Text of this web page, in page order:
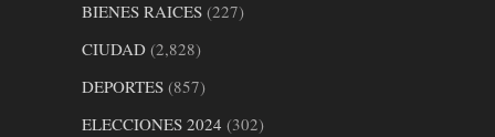
BIENES RAICES (227)
CIUDAD (2,828)
DEPORTES (857)
ELECCIONES 2024 (302)